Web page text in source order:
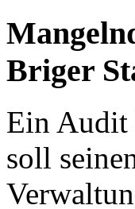
Briger
Ein Audit
soll